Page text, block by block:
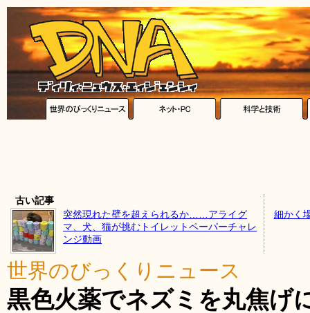
古い記事
突然現れた壁を超えられるか……アライグ
マ、犬、猫が挑むトイレットペーパーチャレ
ンジ動画
細かく
世界のびっくりニュース
黒色火薬でネズミを丸焦げ